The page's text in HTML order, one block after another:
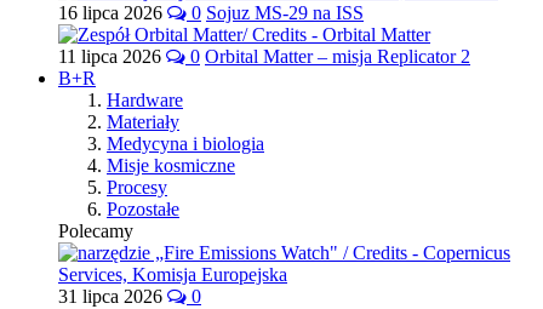
16 lipca 2026 0 Sojuz MS-29 na ISS
11 lipca 2026 0 Orbital Matter – misja Replicator 2
B+R
Hardware
Materiały
Medycyna i biologia
Misje kosmiczne
Procesy
Pozostałe
Polecamy
31 lipca 2026 0